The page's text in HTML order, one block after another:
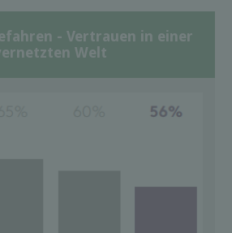
- Vertrauen in einer
Welt